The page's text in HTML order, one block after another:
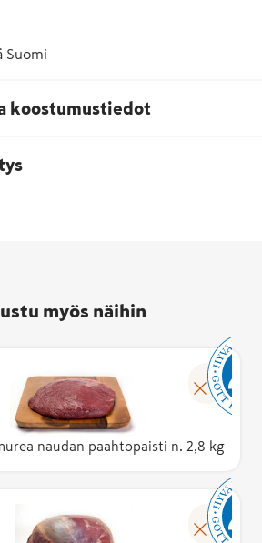
Suomi
koostumustiedot
myös näihin
naudan paahtopaisti n. 2,8 kg